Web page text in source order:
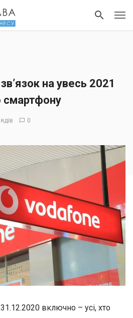
на увесь 2021
смартфону
0
включно – усі, хто